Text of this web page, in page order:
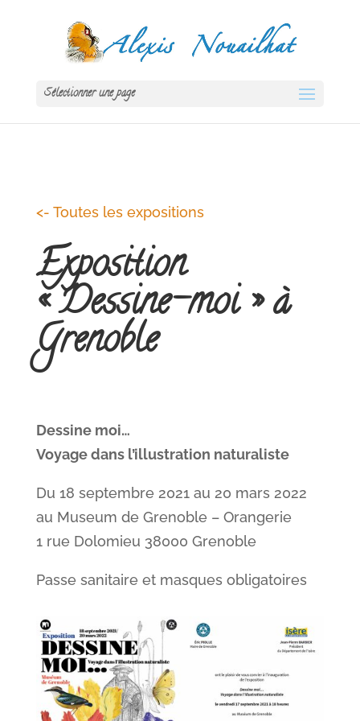
Sélectionner une page
<- Toutes les expositions
Exposition
« Dessine-moi » à
Grenoble
Dessine moi…
Voyage dans l’illustration naturaliste
Du 18 septembre 2021 au 20 mars 2022
au Museum de Grenoble – Orangerie
1 rue Dolomieu 38000 Grenoble
Passe sanitaire et masques obligatoires